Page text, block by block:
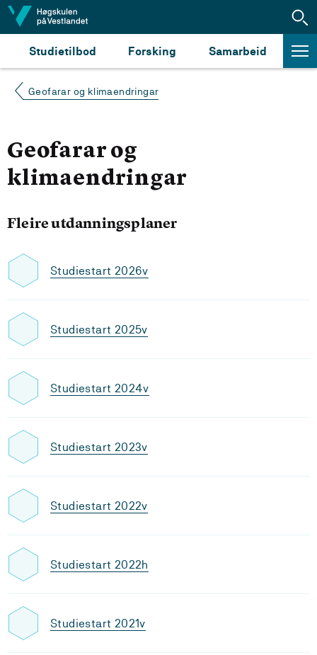
Hopp til innhald
Studietilbod Forsking Samarbeid
Geofarar og klimaendringar
Geofarar og
klimaendringar
Fleire utdanningsplaner
Studiestart 2026v
Studiestart 2025v
Studiestart 2024v
Studiestart 2023v
Studiestart 2022v
Studiestart 2022h
Studiestart 2021v